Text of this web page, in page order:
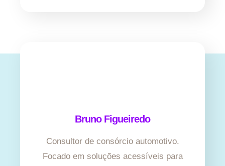
Bruno Figueiredo
Consultor de consórcio automotivo.
Focado em soluções acessíveis para